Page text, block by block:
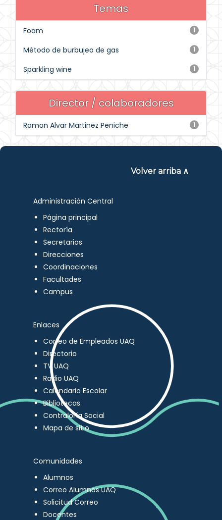
Temas
1
Foam
1
Método de burbujeo de gas
1
Sparkling wine
Director / colaboradores
1
Ramon Alvar Martinez Peniche
Volver arriba ∧
Administración Central
Página principal
Rectoría
Secretarios
Direcciones
Coordinaciones
Facultades
Campus
Enlaces
Correo de Empleados UAQ
Directorio
TV UAQ
Radio UAQ
Calendario Escolar
Bibliotecas
Contraloría Social
Mapa de sitio
Comunidades
Alumnos
Correo Alumnos UAQ
Solicitud Correo
Docentes